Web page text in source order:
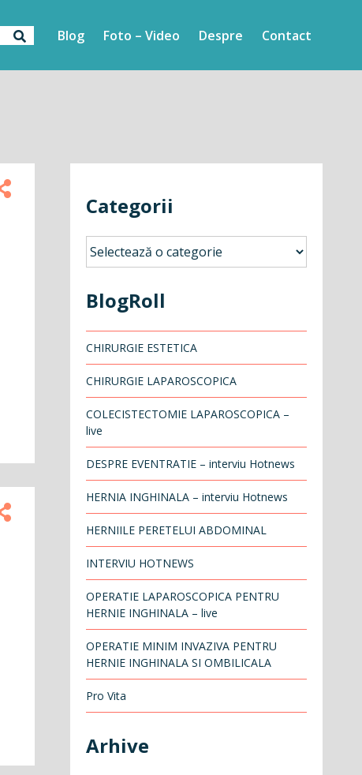
Blog Foto – Video Despre Contact
Categorii
Categorii
BlogRoll
CHIRURGIE ESTETICA
CHIRURGIE LAPAROSCOPICA
COLECISTECTOMIE LAPAROSCOPICA –
live
DESPRE EVENTRATIE – interviu Hotnews
HERNIA INGHINALA – interviu Hotnews
HERNIILE PERETELUI ABDOMINAL
INTERVIU HOTNEWS
OPERATIE LAPAROSCOPICA PENTRU
HERNIE INGHINALA – live
OPERATIE MINIM INVAZIVA PENTRU
HERNIE INGHINALA SI OMBILICALA
Pro Vita
Arhive